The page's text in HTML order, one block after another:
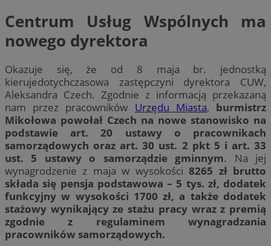
Centrum Usług Wspólnych ma
nowego dyrektora
Okazuje się, że od 8 maja br. jednostką
kierujedotychczasowa zastępczyni dyrektora CUW,
Aleksandra Czech. Zgodnie z informacją przekazaną
nam przez pracowników Urzędu Miasta, burmistrz
Mikołowa powołał Czech na nowe stanowisko na
podstawie art. 20 ustawy o pracownikach
samorządowych oraz art. 30 ust. 2 pkt 5 i art. 33
ust. 5 ustawy o samorządzie gminnym. Na jej
wynagrodzenie z maja w wysokości8265 zł brutto
składa się pensja podstawowa – 5 tys. zł, dodatek
funkcyjny w wysokości 1700 zł, a także dodatek
stażowy wynikający ze stażu pracy wraz z premią
zgodnie z regulaminem wynagradzania
pracowników samorządowych.